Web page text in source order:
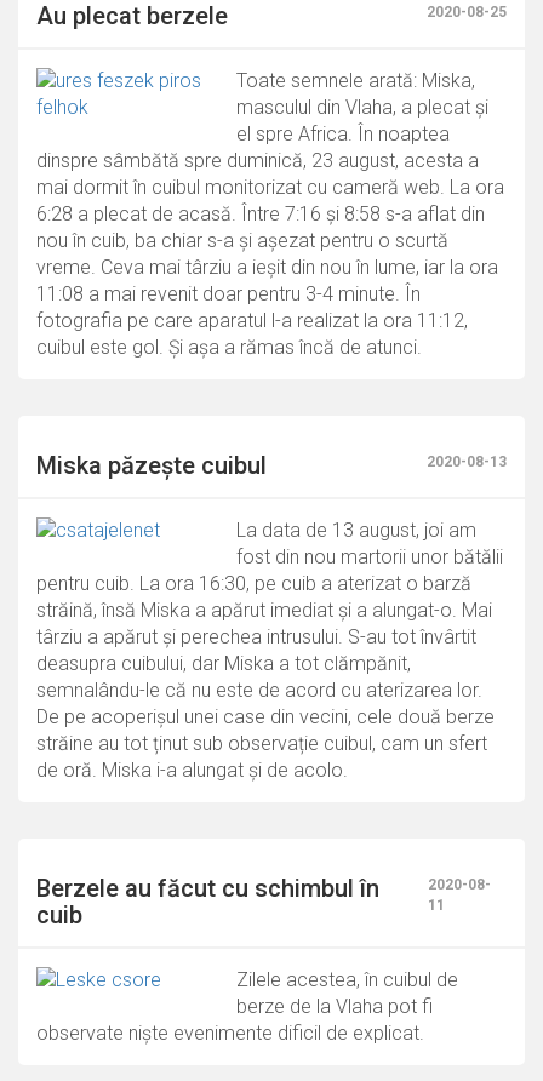
Au plecat berzele 2020-08-25
Toate semnele arată: Miska,
masculul din Vlaha, a plecat și
el spre Africa. În noaptea
dinspre sâmbătă spre duminică, 23 august, acesta a
mai dormit în cuibul monitorizat cu cameră web. La ora
6:28 a plecat de acasă. Între 7:16 și 8:58 s-a aflat din
nou în cuib, ba chiar s-a și așezat pentru o scurtă
vreme. Ceva mai târziu a ieșit din nou în lume, iar la ora
11:08 a mai revenit doar pentru 3-4 minute. În
fotografia pe care aparatul l-a realizat la ora 11:12,
cuibul este gol. Și așa a rămas încă de atunci.
Miska păzește cuibul 2020-08-13
La data de 13 august, joi am
fost din nou martorii unor bătălii
pentru cuib. La ora 16:30, pe cuib a aterizat o barză
străină, însă Miska a apărut imediat și a alungat-o. Mai
târziu a apărut și perechea intrusului. S-au tot învârtit
deasupra cuibului, dar Miska a tot clămpănit,
semnalându-le că nu este de acord cu aterizarea lor.
De pe acoperișul unei case din vecini, cele două berze
străine au tot ținut sub observație cuibul, cam un sfert
de oră. Miska i-a alungat și de acolo.
Berzele au făcut cu schimbul în
cuib
2020-08-
11
Zilele acestea, în cuibul de
berze de la Vlaha pot fi
observate niște evenimente dificil de explicat.